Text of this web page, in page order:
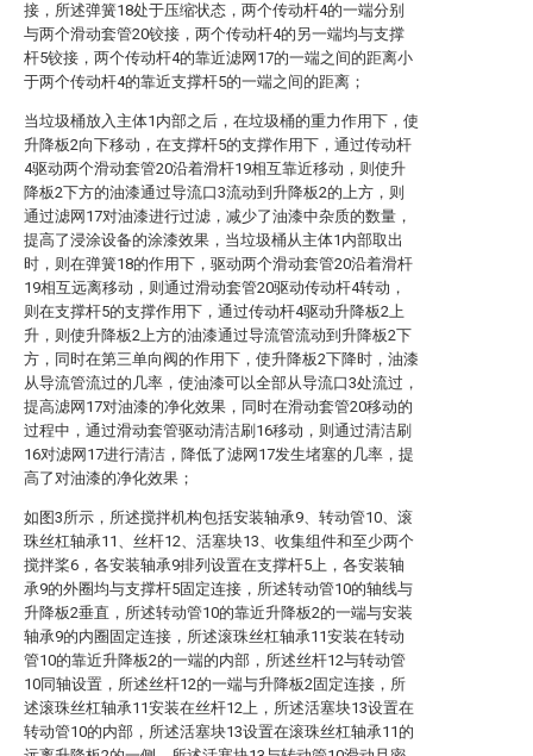
接，所述弹簧18处于压缩状态，两个传动杆4的一端分别
与两个滑动套管20铰接，两个传动杆4的另一端均与支撑
杆5铰接，两个传动杆4的靠近滤网17的一端之间的距离小
于两个传动杆4的靠近支撑杆5的一端之间的距离；
当垃圾桶放入主体1内部之后，在垃圾桶的重力作用下，使
升降板2向下移动，在支撑杆5的支撑作用下，通过传动杆
4驱动两个滑动套管20沿着滑杆19相互靠近移动，则使升
降板2下方的油漆通过导流口3流动到升降板2的上方，则
通过滤网17对油漆进行过滤，减少了油漆中杂质的数量，
提高了浸涂设备的涂漆效果，当垃圾桶从主体1内部取出
时，则在弹簧18的作用下，驱动两个滑动套管20沿着滑杆
19相互远离移动，则通过滑动套管20驱动传动杆4转动，
则在支撑杆5的支撑作用下，通过传动杆4驱动升降板2上
升，则使升降板2上方的油漆通过导流管流动到升降板2下
方，同时在第三单向阀的作用下，使升降板2下降时，油漆
从导流管流过的几率，使油漆可以全部从导流口3处流过，
提高滤网17对油漆的净化效果，同时在滑动套管20移动的
过程中，通过滑动套管驱动清洁刷16移动，则通过清洁刷
16对滤网17进行清洁，降低了滤网17发生堵塞的几率，提
高了对油漆的净化效果；
如图3所示，所述搅拌机构包括安装轴承9、转动管10、滚
珠丝杠轴承11、丝杆12、活塞块13、收集组件和至少两个
搅拌桨6，各安装轴承9排列设置在支撑杆5上，各安装轴
承9的外圈均与支撑杆5固定连接，所述转动管10的轴线与
升降板2垂直，所述转动管10的靠近升降板2的一端与安装
轴承9的内圈固定连接，所述滚珠丝杠轴承11安装在转动
管10的靠近升降板2的一端的内部，所述丝杆12与转动管
10同轴设置，所述丝杆12的一端与升降板2固定连接，所
述滚珠丝杠轴承11安装在丝杆12上，所述活塞块13设置在
转动管10的内部，所述活塞块13设置在滚珠丝杠轴承11的